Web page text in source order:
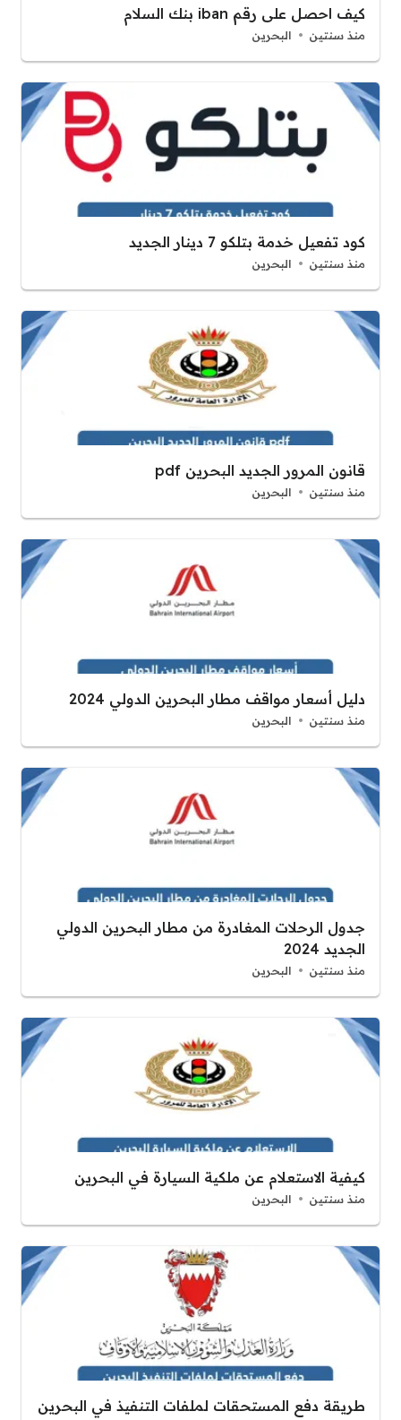
كيف احصل على رقم iban بنك السلام
منذ سنتين البحرين
كود تفعيل خدمة بتلكو 7 دينار الجديد
منذ سنتين البحرين
قانون المرور الجديد البحرين pdf
منذ سنتين البحرين
دليل أسعار مواقف مطار البحرين الدولي 2024
منذ سنتين البحرين
جدول الرحلات المغادرة من مطار البحرين الدولي
الجديد 2024
منذ سنتين البحرين
كيفية الاستعلام عن ملكية السيارة في البحرين
منذ سنتين البحرين
طريقة دفع المستحقات لملفات التنفيذ في البحرين